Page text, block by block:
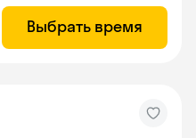
Выбрать время